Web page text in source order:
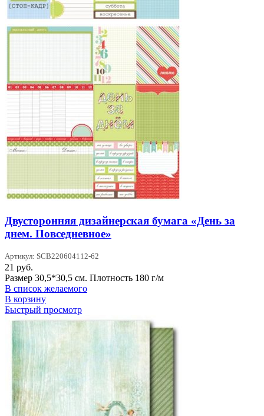
Двусторонняя дизайнерская бумага «День за
днем. Повседневное»
Артикул: SCB220604112-62
21 руб.
Размер 30,5*30,5 см. Плотность 180 г/м
В список желаемого
В корзину
Быстрый просмотр